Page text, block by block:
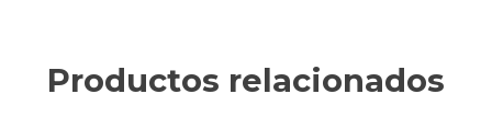
Productos relacionados